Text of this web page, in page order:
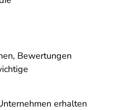
Bewertungen
erhalten